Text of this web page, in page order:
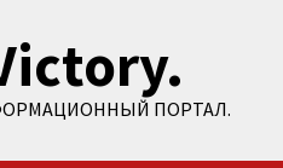
ПОРТАЛ.